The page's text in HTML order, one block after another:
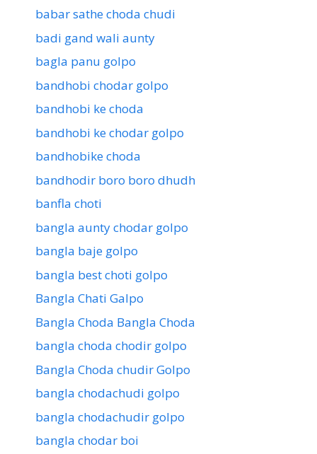
babar sathe choda chudi
badi gand wali aunty
bagla panu golpo
bandhobi chodar golpo
bandhobi ke choda
bandhobi ke chodar golpo
bandhobike choda
bandhodir boro boro dhudh
banfla choti
bangla aunty chodar golpo
bangla baje golpo
bangla best choti golpo
Bangla Chati Galpo
Bangla Choda Bangla Choda
bangla choda chodir golpo
Bangla Choda chudir Golpo
bangla chodachudi golpo
bangla chodachudir golpo
bangla chodar boi